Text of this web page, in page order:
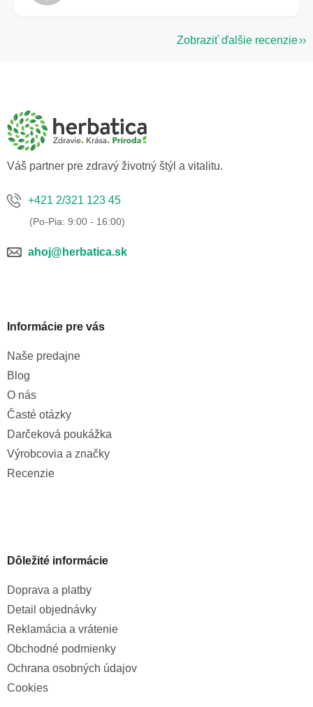
Zobraziť ďalšie recenzie
Váš partner pre zdravý životný štýl a vitalitu.
+421 2/321 123 45
ahoj@herbatica.sk
Informácie pre vás
Naše predajne
Blog
O nás
Časté otázky
Darčeková poukážka
Výrobcovia a značky
Recenzie
Dôležité informácie
Doprava a platby
Detail objednávky
Reklamácia a vrátenie
Obchodné podmienky
Ochrana osobných údajov
Cookies